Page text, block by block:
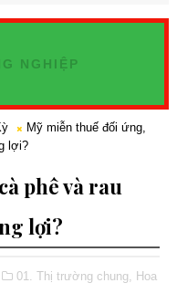
NGHIỆP
Mỹ miễn thuế đối ứng,
lợi?
phê và rau
lợi?
01. Thị trường chung, Hoa